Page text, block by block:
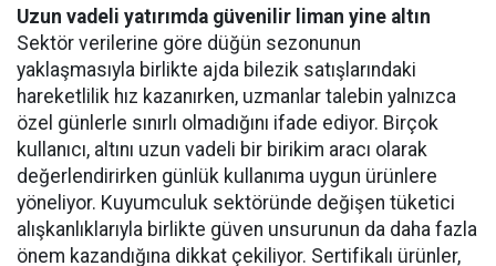
Uzun vadeli yatırımda güvenilir liman yine altın
Sektör verilerine göre düğün sezonunun
yaklaşmasıyla birlikte ajda bilezik satışlarındaki
hareketlilik hız kazanırken, uzmanlar talebin yalnızca
özel günlerle sınırlı olmadığını ifade ediyor. Birçok
kullanıcı, altını uzun vadeli bir birikim aracı olarak
değerlendirirken günlük kullanıma uygun ürünlere
yöneliyor. Kuyumculuk sektöründe değişen tüketici
alışkanlıklarıyla birlikte güven unsurunun da daha fazla
önem kazandığına dikkat çekiliyor. Sertifikalı ürünler,